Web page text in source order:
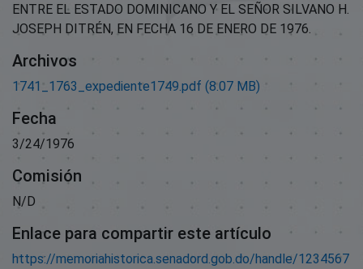
ENTRE EL ESTADO DOMINICANO Y EL SEÑOR SILVANO H.
JOSEPH DITRÉN, EN FECHA 16 DE ENERO DE 1976.
Archivos
1741_1763_expediente1749.pdf (8.07 MB)
Fecha
3/24/1976
Comisión
N/D
Enlace para compartir este artículo
https://memoriahistorica.senadord.gob.do/handle/1234567